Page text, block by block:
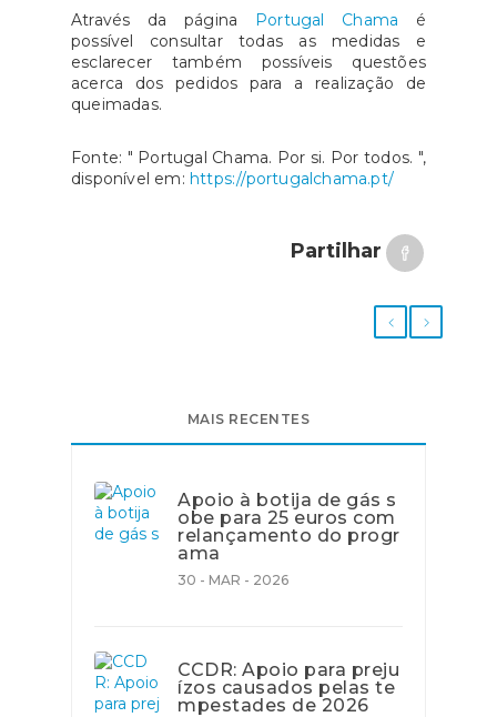
Através da página Portugal Chama é
possível consultar todas as medidas e
esclarecer também possíveis questões
acerca dos pedidos para a realização de
queimadas.
Fonte: " Portugal Chama. Por si. Por todos. ",
disponível em: https://portugalchama.pt/
Partilhar
MAIS RECENTES
Apoio à botija de gás s
obe para 25 euros com
relançamento do progr
ama
30 - MAR - 2026
CCDR: Apoio para preju
ízos causados pelas te
mpestades de 2026